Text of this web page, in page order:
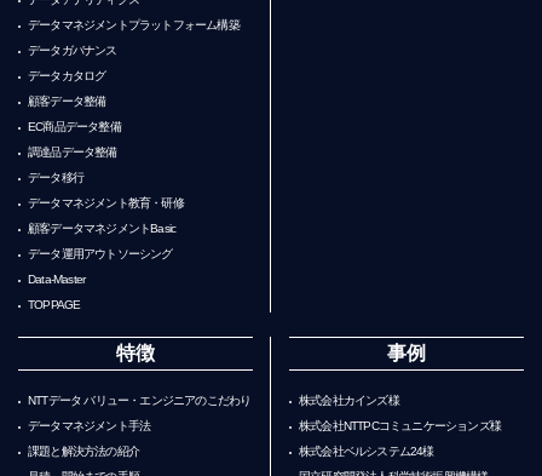
データマネジメントプラットフォーム構築
データガバナンス
データカタログ
顧客データ整備
EC商品データ整備
調達品データ整備
データ移行
データマネジメント教育・研修
顧客データマネジメントBasic
データ運用アウトソーシング
Data-Master
TOPPAGE
特徴
NTTデータ バリュー・エンジニアのこだわり
データマネジメント手法
課題と解決方法の紹介
事例
株式会社カインズ様
株式会社NTTPCコミュニケーションズ様
株式会社ベルシステム24様